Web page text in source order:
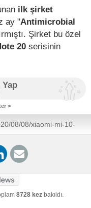
ilk şirket
ay "Antimicrobial
Şirket bu özel
20 serisinin
>
08/08/xiaomi-mi-10-
screen-protector
8728 kez bakıldı.